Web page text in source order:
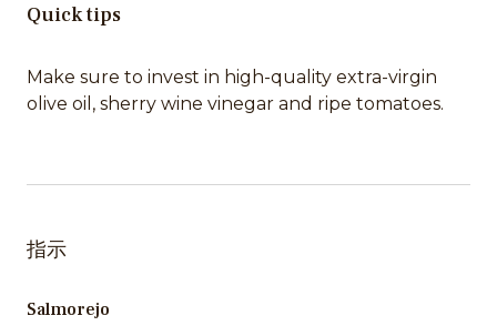
Quick tips
Make sure to invest in high-quality extra-virgin
olive oil, sherry wine vinegar and ripe tomatoes.
指示
Salmorejo